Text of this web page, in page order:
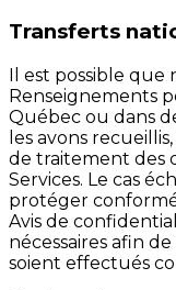
Transferts
Il est possible que
Renseignements
Québec ou dans
les avons
de traitement des
Services. Le cas
protéger
Avis de
nécessaires afin
soient effectués